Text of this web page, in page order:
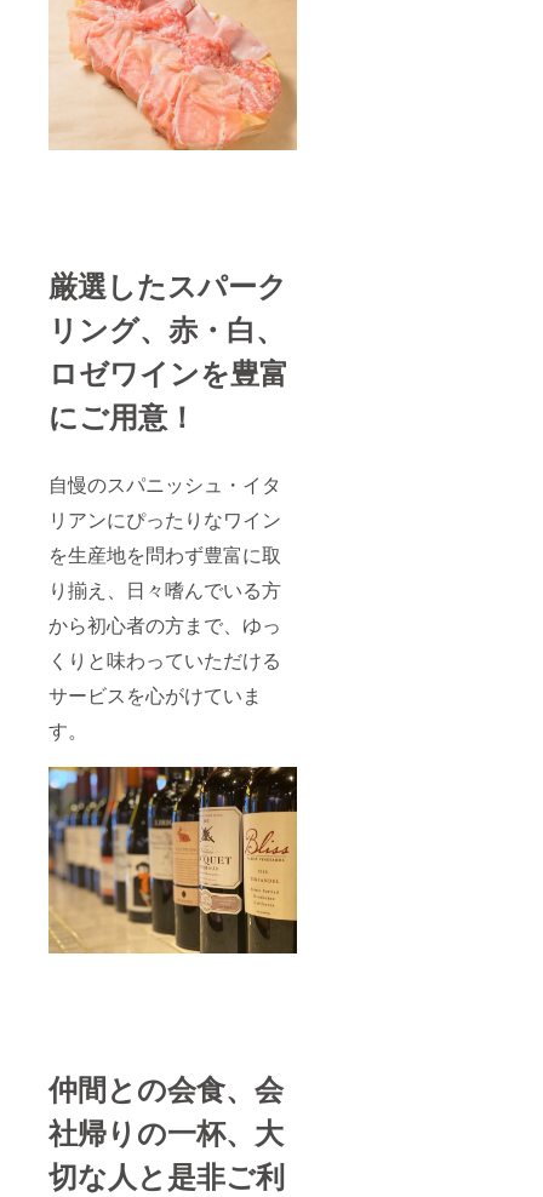
厳選したスパーク
リング、赤・白、
ロゼワインを豊富
にご用意！
自慢のスパニッシュ・イタ
リアンにぴったりなワイン
を生産地を問わず豊富に取
り揃え、日々嗜んでいる方
から初心者の方まで、ゆっ
くりと味わっていただける
サービスを心がけていま
す。
仲間との会食、会
社帰りの一杯、大
切な人と是非ご利